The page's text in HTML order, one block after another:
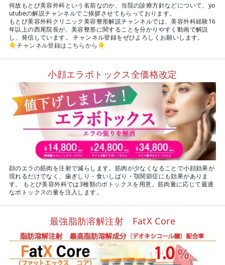
何故もとび美容外科という名前なのか、当院の診療方針などについて、yo
utubeの解説チャンネルでご挨拶させてもらっております。
もとび美容外科クリニック美容整形解説チャンネルでは、美容外科経験16
年以上の西尾院長が、美容整形に関することを分かりやすく動画で解説
し、発信しています。 チャンネル登録をぜひよろしくお願いします。
👇チャンネル登録はこちらから 👇
小顔エラボトックス全価格改定
顔のエラの筋肉を注射で減らします。筋肉が少なくなることで小顔効果が
現れるだけでなく、歯ぎしり・食いしばり・顎関節症にも効果がありま
す。 もとび美容外科では3種類のボトックスを用意。筋肉量に応じて最適
なボトックスの量を注入します。
最強脂肪溶解注射 FatX Core